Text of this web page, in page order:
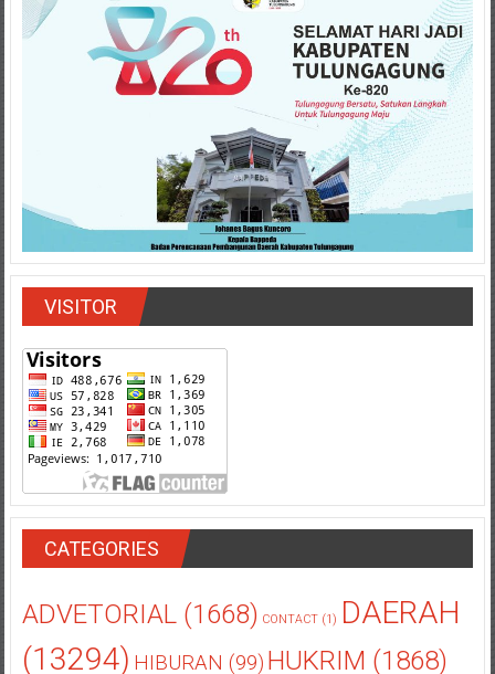
VISITOR
CATEGORIES
ADVETORIAL(1668) CONTACT(1) DAERAH
(13294) HIBURAN (99) HUKRIM (1868)